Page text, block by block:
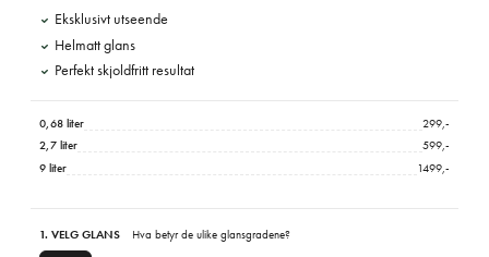
Eksklusivt utseende
Helmatt glans
Perfekt skjoldfritt resultat
0,68 liter
299,-
2,7 liter
599,-
9 liter
1499,-
1. VELG GLANS Hva betyr de ulike glansgradene?